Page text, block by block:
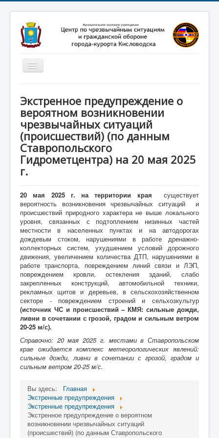
Включить/
выключить
Новости
Законодательство
Обучение населения
Профилактика терроризма
Фотоматериалы
Экстренное предупреждение о
вероятном возникновении
чрезвычайных ситуаций
(происшествий) (по данным
Ставропольского
Гидрометцентра) на 20 мая 2025
г.
20 мая 2025 г. на территории края существует
вероятность возникновения чрезвычайных ситуаций и
происшествий природного характера не выше локального
уровня, связанных с подтоплением низинных частей
местности в населенных пунктах и на автодорогах
дождевым стоком, нарушениями в работе дренажно-
коллекторных систем, ухудшением условий дорожного
движения, увеличением количества ДТП, нарушениями в
работе транспорта, повреждением линий связи и ЛЭП,
повреждением кровли, остекления зданий, слабо
закрепленных конструкций, автомобильной техники,
рекламных щитов и деревьев, в сельскохозяйственном
секторе - повреждением строений и сельхозкультур
(источник ЧС и происшествий – КМЯ: сильные дожди,
ливни в сочетании с грозой, градом и сильным ветром
20-25 м/с).
Справочно: 20 мая 2025 г. местами в Ставропольском
крае ожидается комплекс метеорологических явлений:
сильные дожди, ливни в сочетании с грозой, градом и
сильным ветром 20-25 м/с.
Вы здесь:
Главная
Экстренные предупреждения
Экстренные предупреждения
Экстренное предупреждение о вероятном
возникновении чрезвычайных ситуаций
(происшествий) (по данным Ставропольского